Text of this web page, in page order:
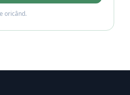
oricând.